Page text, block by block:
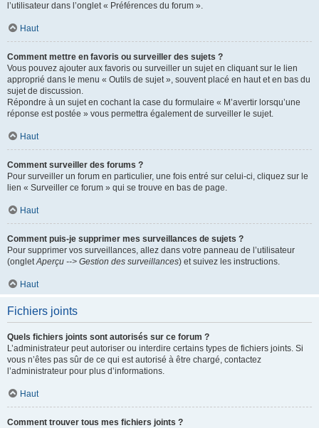
l’utilisateur dans l’onglet « Préférences du forum ».
Haut
Comment mettre en favoris ou surveiller des sujets ?
Vous pouvez ajouter aux favoris ou surveiller un sujet en cliquant sur le lien
approprié dans le menu « Outils de sujet », souvent placé en haut et en bas du
sujet de discussion.
Répondre à un sujet en cochant la case du formulaire « M’avertir lorsqu’une
réponse est postée » vous permettra également de surveiller le sujet.
Haut
Comment surveiller des forums ?
Pour surveiller un forum en particulier, une fois entré sur celui-ci, cliquez sur le
lien « Surveiller ce forum » qui se trouve en bas de page.
Haut
Comment puis-je supprimer mes surveillances de sujets ?
Pour supprimer vos surveillances, allez dans votre panneau de l’utilisateur
(ongletAperçu --> Gestion des surveillances) et suivez les instructions.
Haut
Fichiers joints
Quels fichiers joints sont autorisés sur ce forum ?
L’administrateur peut autoriser ou interdire certains types de fichiers joints. Si
vous n’êtes pas sûr de ce qui est autorisé à être chargé, contactez
l’administrateur pour plus d’informations.
Haut
Comment trouver tous mes fichiers joints ?